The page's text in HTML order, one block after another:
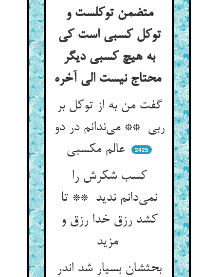
متضمن توکلست و
توکل کسبی است کی
به هیچ کسبی دیگر
محتاج نیست الی آخره
گفت من به از توکل بر
ربی ** می‌ندانم در دو
2425
کسب شکرش را
نمی‌دانم ندید ** تا
کشد رزق خدا رزق و
مزید
بحثشان بسیار شد اندر